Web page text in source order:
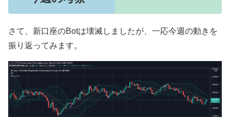
さて、新口座のBotは壊滅しましたが、一応今週の動きを
振り返ってみます。